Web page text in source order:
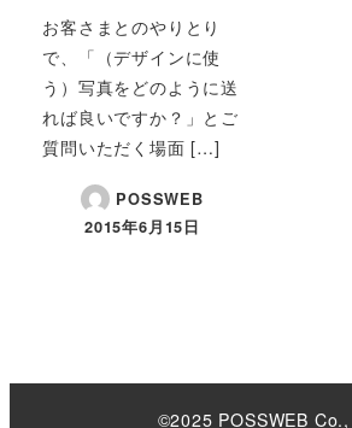
お客さまとのやりとり
で、「（デザインに使
う）写真をどのように送
れば良いですか？」とご
質問いただく場面 […]
POSSWEB
2015年6月15日
©2025 POSSWEB